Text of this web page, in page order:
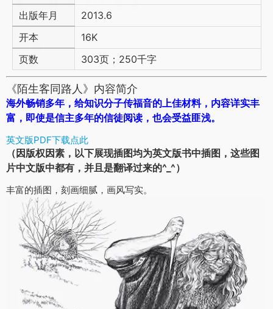
出版年月
2013.6
开本
16K
页数
303页；250千字
《陌生客同路人》内容简介
海外畅销多年，给知识分子传福音的上佳材料，内容详实丰
富，即使是信主多年的信徒阅读，也会受益匪浅。
英文版PDF下载点此
（因版权因素，以下展现插图均为英文版书中插图，这些图
片中文版中都有，并且是翻译过来的^_^）
丰富的插图，刻画细腻，画风写实。